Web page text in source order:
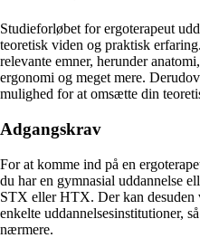
Studieforløbet for ergoterapeut
teoretisk viden og praktisk
relevante emner, herunder
ergonomi og meget mere.
mulighed for at omsætte din
Adgangskrav
For at komme ind på en
du har en gymnasial uddannelse
STX eller HTX. Der kan desuden
enkelte uddannelsesinstitutioner,
nærmere.